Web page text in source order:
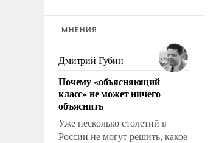
МНЕНИЯ
Дмитрий Губин
Почему «объясняющий
класс» не может ничего
объяснить
Уже несколько столетий в
России не могут решить, какое